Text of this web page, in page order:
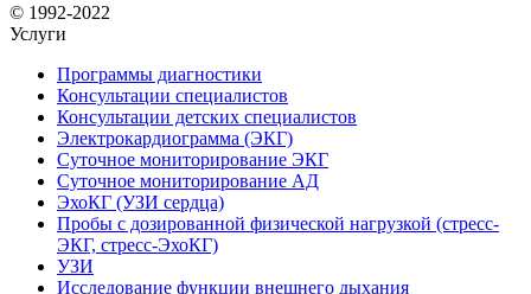
© 1992-2022
Услуги
Программы диагностики
Консультации специалистов
Консультации детских специалистов
Электрокардиограмма (ЭКГ)
Суточное мониторирование ЭКГ
Суточное мониторирование АД
ЭхоКГ (УЗИ сердца)
Пробы с дозированной физической нагрузкой (стресс-
ЭКГ, стресс-ЭхоКГ)
УЗИ
Исследование функции внешнего дыхания